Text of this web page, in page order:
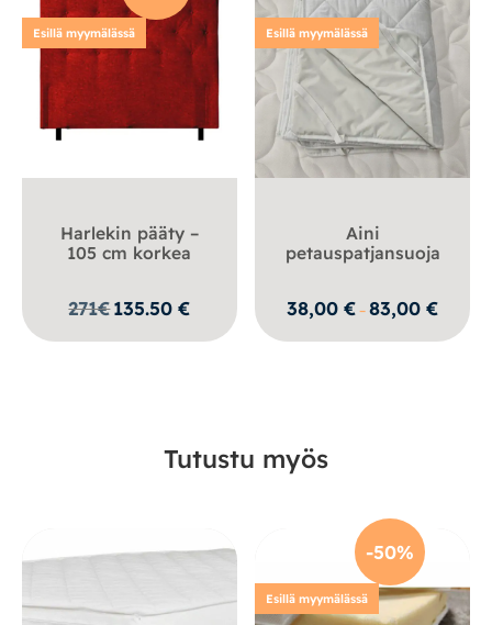
Esillä myymälässä
Harlekin pääty –
105 cm korkea
271€135.50€
Esillä myymälässä
Aini
petauspatjansuoja
38,00€ – 83,00€
38,00 €
-
Tutustu myös
-50%
Esillä myymälässä